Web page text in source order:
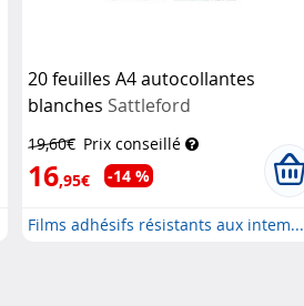
20 feuilles A4 autocollantes
blanches Sattleford
19,60€ Prix conseillé
16,95€ -14 %
Films adhésifs résistants aux intem...